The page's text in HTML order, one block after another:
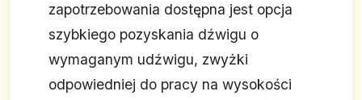
zapotrzebowania dostępna jest opcja
szybkiego pozyskania dźwigu o
wymaganym udźwigu, zwyżki
odpowiedniej do pracy na wysokości